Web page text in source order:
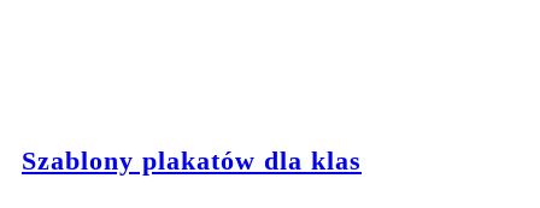
Szablony plakatów dla klas